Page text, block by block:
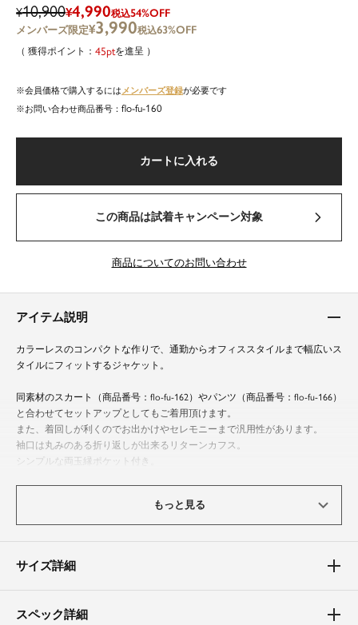
¥10,900¥4,990税込54%OFF
¥3,990税込63%OFF
45 を進呈
会員価格で購入するには メンバーズ登録が必要です
商品番号
flo-fu-160
カートに入れる
この商品は試着キャンペーン対象
商品についてのお問い合わせ
アイテム説明
カラーレスのコンパクトな作りで、通勤からオフィススタイルまで幅広いス
タイルにフィットするジャケット。
同素材のスカート（商品番号：flo-fu-162）やパンツ（商品番号：flo-fu-166）
と合わせてセットアップとしてもご着用頂けます。
また、着回しが利くのでお出かけやセレモニーまで汎用性があります。
袖口は丸みのある折り返しが出来るリターンカフス。
シンプルな両玉縁ポケット付き。
軽量でカーディガン感覚でご着用頂けるので、折りたたんでバッグに入れて
持ち運べます。
体型カバーポイント
です。
もっと見る
サイズ詳細
スペック詳細